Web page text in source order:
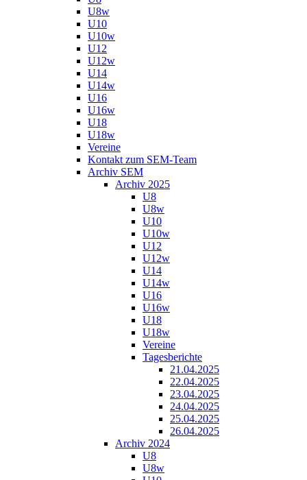
U8w
U10
U10w
U12
U12w
U14
U14w
U16
U16w
U18
U18w
Vereine
Kontakt zum SEM-Team
Archiv SEM
Archiv 2025
U8
U8w
U10
U10w
U12
U12w
U14
U14w
U16
U16w
U18
U18w
Vereine
Tagesberichte
21.04.2025
22.04.2025
23.04.2025
24.04.2025
25.04.2025
26.04.2025
Archiv 2024
U8
U8w